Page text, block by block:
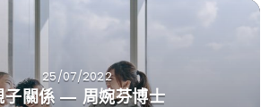
25/07/2022
子關係 — 周婉芬博士